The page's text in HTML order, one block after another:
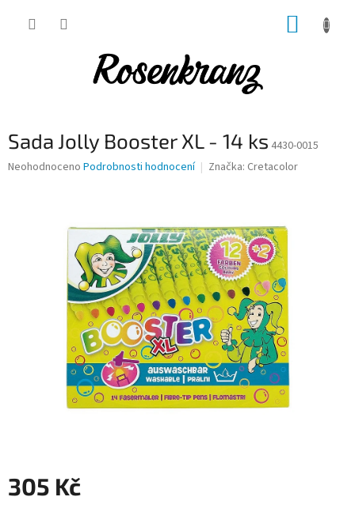
Sada Jolly Booster XL - 14 ks 4430-0015
Průměrné
Neohodnoceno Podrobnosti hodnocení Značka: Cretacolor
305 Kč